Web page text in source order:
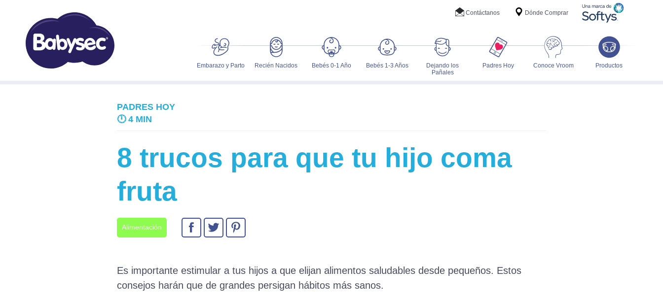
Embarazo y Parto Recién Nacidos Bebés 0-1 Año Bebés 1-3 Años
Dejando los
Pañales
Padres Hoy Conoce Vroom Productos
Dónde Comprar
Contáctanos
PADRES HOY
🕛 4 MIN
8 trucos para que tu hijo coma
fruta
Alimentación
Es importante estimular a tus hijos a que elijan alimentos saludables desde pequeños. Estos
consejos harán que de grandes persigan hábitos más sanos.